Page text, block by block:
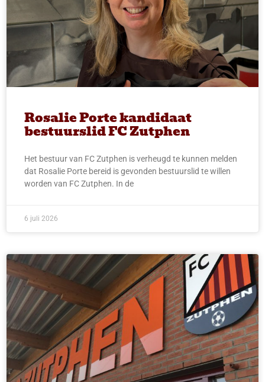
Rosalie Porte kandidaat
bestuurslid FC Zutphen
Het bestuur van FC Zutphen is verheugd te kunnen melden
dat Rosalie Porte bereid is gevonden bestuurslid te willen
worden van FC Zutphen. In de
6 juli 2026